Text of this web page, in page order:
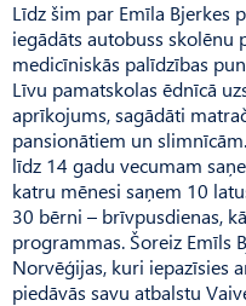
Līdz šim par Emīla Bjerkes
iegādāts autobuss skolēnu
medicīniskās palīdzības
Līvu pamatskolas ēdnīcā
aprīkojums, sagādāti
pansionātiem un
līdz 14 gadu vecumam
katru mēnesi saņem 10
30 bērni – brīvpusdienas,
programmas. Šoreiz Emīls
Norvēģijas, kuri iepazīsies
piedāvās savu atbalstu